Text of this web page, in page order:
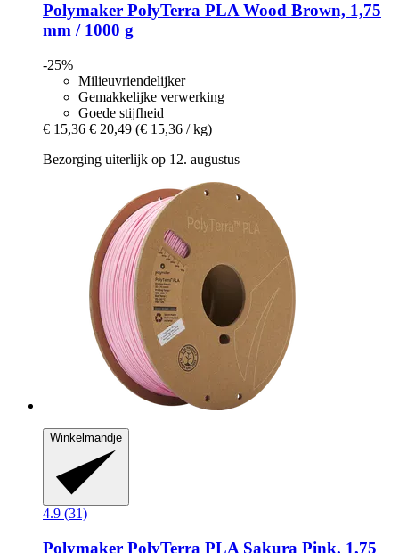
Polymaker PolyTerra PLA Wood Brown, 1,75
mm / 1000 g
-25%
Milieuvriendelijker
Gemakkelijke verwerking
Goede stijfheid
€ 15,36 € 20,49 (€ 15,36 / kg)
Bezorging uiterlijk op 12. augustus
Winkelmandje
4.9 (31)
Polymaker PolyTerra PLA Sakura Pink, 1,75